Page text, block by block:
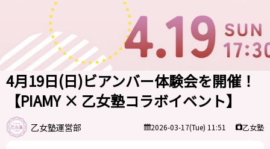
4月19日(日)ビアンバー体験会を開催！
【PIAMY × 乙女塾コラボイベント】
乙女塾運営部 2026-03-17(Tue) 11:51 乙女塾